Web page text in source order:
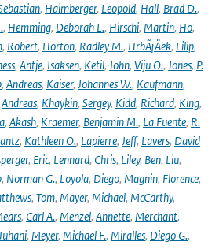
, Haimberger, Leopold, Hall, Brad D.,
, Hemming, Deborah L., Hirschi, Martin, Ho,
, Robert, Horton, Radley M., HrbÃ¡Äek, Filip,
, Antje, Isaksen, Ketil, John, Viju O., Jones, P.
, Andreas, Kaiser, Johannes W., Kaufmann,
Andreas, Khaykin, Sergey, Kidd, Richard, King,
, Akash, Kraemer, Benjamin M., La Fuente, R.
, Kathleen O., Lapierre, Jeff, Lavers, David
, Eric, Lennard, Chris, Liley, Ben, Liu,
, Norman G., Loyola, Diego, Magnin, Florence,
, Tom, Mayer, Michael, McCarthy,
, Carl A., Menzel, Annette, Merchant,
, Meyer, Michael F., Miralles, Diego G.,